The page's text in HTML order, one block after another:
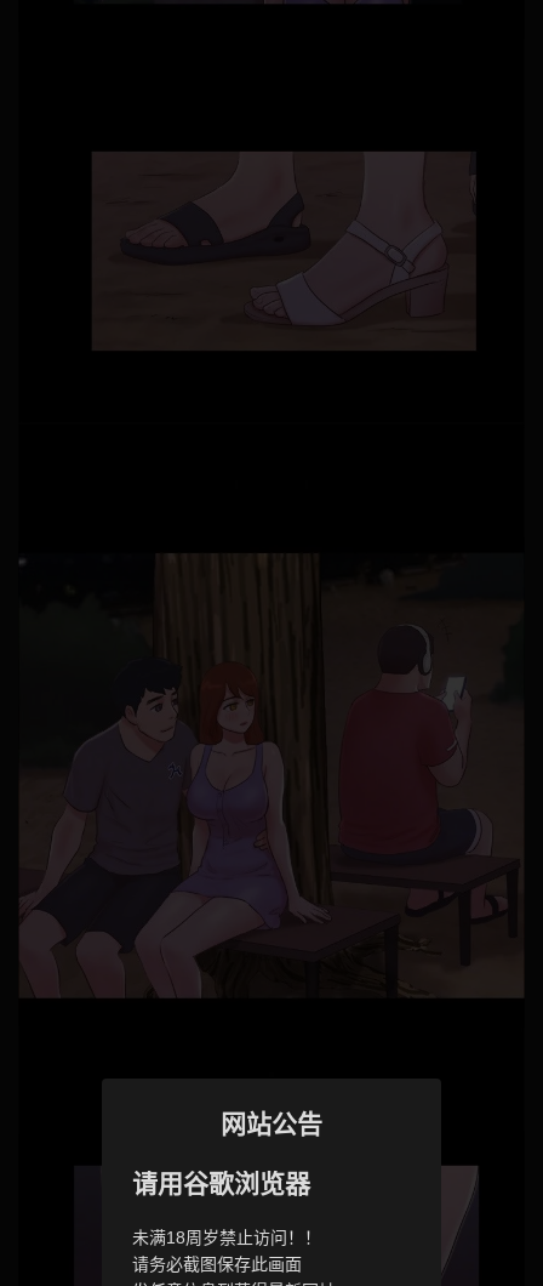
网站公告
请用谷歌浏览器
未满18周岁禁止访问！！
请务必截图保存此画面